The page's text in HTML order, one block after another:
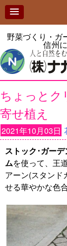
野菜づくり・ガ
信州
ちょっとク
寄せ植え
2021年10月03日
ストック･ガー
ムを使って、王
アーン(スタンド
せる華やかな色